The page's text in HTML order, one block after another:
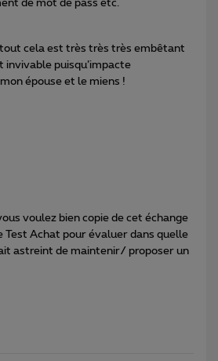
de mot de pass etc.
tout cela est très très très embêtant
puisqu’impacte
épouse et le miens !
voulez bien copie de cet échange
Test Achat pour évaluer dans quelle
astreint de maintenir/ proposer un